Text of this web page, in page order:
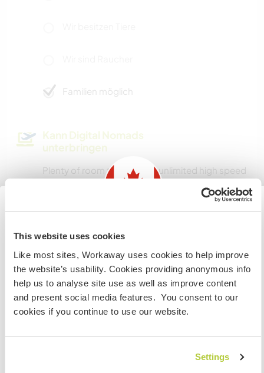
This website uses cookies
Like most sites, Workaway uses cookies to help improve
the website’s usability. Cookies providing anonymous info
help us to analyse site use as well as improve content
and present social media features. You consent to our
cookies if you continue to use our website.
Settings
Familien möglich
Kann Digital Nomads
unterbringen
Plenty of room to work and unlimited high speed
Workawayer maximal
mehr als zwei
Meine Tiere/Haustiere
Information for those planning to
visit Canada
If you are NOT from Canada and planning to visit to
volunteer, work or study you will need the correct visa.
To find out more information you need to contact the
embassy in your home country before travelling.